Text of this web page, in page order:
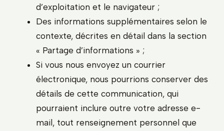
d’exploitation et le navigateur ;
Des informations supplémentaires selon le
contexte, décrites en détail dans la section
« Partage d’informations » ;
Si vous nous envoyez un courrier
électronique, nous pourrions conserver des
détails de cette communication, qui
pourraient inclure outre votre adresse e-
mail, tout renseignement personnel que